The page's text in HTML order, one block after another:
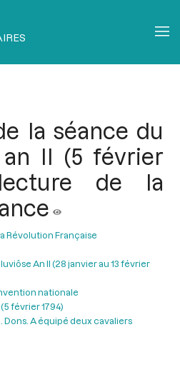
la séance du
an II (5 février
de la
Révolution Française
An II (28 janvier au 13 février
nationale
février 1794)
Dons. A équipé deux cavaliers